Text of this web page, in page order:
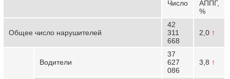
Число
АППГ,
%
Общее число нарушителей
42
311
668
2,0 ↑
Водители
37
627
086
3,8 ↑